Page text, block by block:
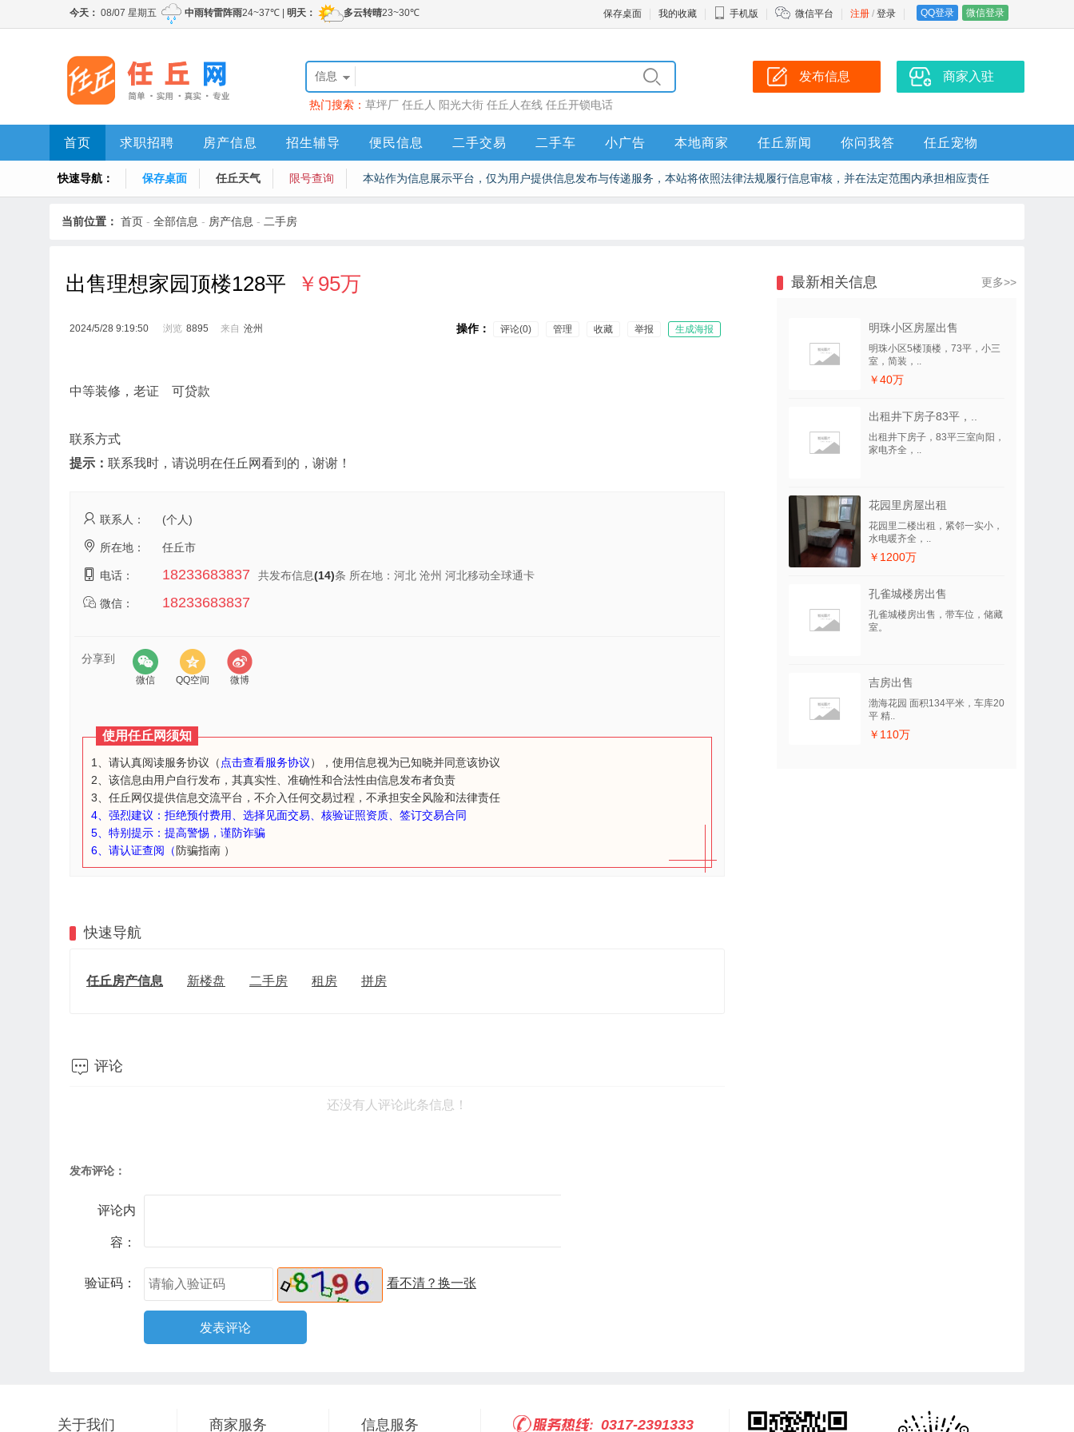
注册 / 登录 QQ登录 微信登录
保存桌面 我的收藏 手机版 微信平台
信息
热门搜索： 草坪厂 任丘人 阳光大街 任丘人在线 任丘开锁电话
发布信息 商家入驻
首页 求职招聘 房产信息 招生辅导 便民信息 二手交易 二手车 小广告 本地商家 任丘新闻 你问我答 任丘宠物
快速导航： 保存桌面 任丘天气 限号查询 本站作为信息展示平台，仅为用户提供信息发布与传递服务，本站将依照法律法规履行信息审核，并在法定范围内承担相应责任
当前位置： 首页 - 全部信息 - 房产信息 - 二手房
出售理想家园顶楼128平 ￥95万
2024/5/28 9:19:50 浏览 8895 来自 沧州 操作： 评论(0) 管理 收藏 举报 生成海报
中等装修，老证 可贷款
联系方式
提示： 联系我时，请说明在任丘网看到的，谢谢！
联系人： (个人)
所在地： 任丘市
电话： 18233683837 共发布信息(14)条 所在地：河北 沧州 河北移动全球通卡
微信： 18233683837
分享到
微信 QQ空间 微博
使用任丘网须知
1、请认真阅读服务协议（ 点击查看服务协议），使用信息视为已知晓并同意该协议
2、该信息由用户自行发布，其真实性、准确性和合法性由信息发布者负责
3、任丘网仅提供信息交流平台，不介入任何交易过程，不承担安全风险和法律责任
4、强烈建议：拒绝预付费用、选择见面交易、核验证照资质、签订交易合同
5、特别提示：提高警惕，谨防诈骗
6、请认证查阅（防骗指南 ）
快速导航
任丘房产信息 新楼盘 二手房 租房 拼房
 评论
还没有人评论此条信息！
发布评论：
评论内
容：
验证码： 看不清？换一张
最新相关信息 更多>>
明珠小区房屋出售
明珠小区5楼顶楼，73平，小三
室，简装，..
￥40万
出租井下房子83平，..
出租井下房子，83平三室向阳，
家电齐全，..
花园里房屋出租
花园里二楼出租，紧邻一实小，
水电暖齐全，..
￥1200万
孔雀城楼房出售
孔雀城楼房出售，带车位，储藏
室。
吉房出售
渤海花园 面积134平米，车库20
平 精..
￥110万
关于我们 商家服务 信息服务 0317-2391333